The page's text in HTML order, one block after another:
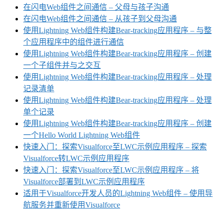
在闪电Web组件之间通信 – 父母与孩子沟通
在闪电Web组件之间通信 – 从孩子到父母沟通
使用Lightning Web组件构建Bear-tracking应用程序 – 与整
个应用程序中的组件进行通信
使用Lightning Web组件构建Bear-tracking应用程序 – 创建
一个子组件并与之交互
使用Lightning Web组件构建Bear-tracking应用程序 – 处理
记录清单
使用Lightning Web组件构建Bear-tracking应用程序 – 处理
单个记录
使用Lightning Web组件构建Bear-tracking应用程序 – 创建
一个Hello World Lightning Web组件
快速入门：探索Visualforce至LWC示例应用程序 – 探索
Visualforce转LWC示例应用程序
快速入门：探索Visualforce至LWC示例应用程序 – 将
Visualforce部署到LWC示例应用程序
适用于Visualforce开发人员的Lightning Web组件 – 使用导
航服务并重新使用Visualforce